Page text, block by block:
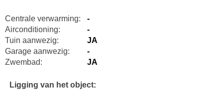
Centrale verwarming:
-
Airconditioning:
-
Tuin aanwezig:
JA
Garage aanwezig:
-
Zwembad:
JA
Ligging van het object: